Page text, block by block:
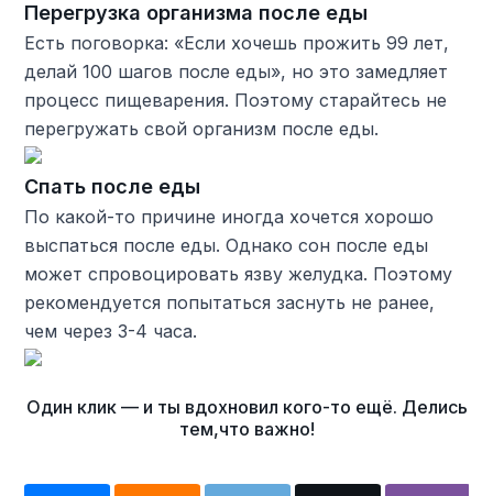
Перегрузка организма после еды
Есть поговорка: «Если хочешь прожить 99 лет,
делай 100 шагов после еды», но это замедляет
процесс пищеварения. Поэтому старайтесь не
перегружать свой организм после еды.
Спать после еды
По какой-то причине иногда хочется хорошо
выспаться после еды. Однако сон после еды
может спровоцировать язву желудка. Поэтому
рекомендуется попытаться заснуть не ранее,
чем через 3-4 часа.